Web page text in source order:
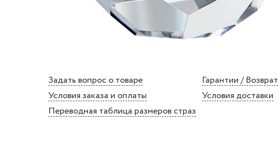
Задать вопрос о товаре
Гарантии / Возврат
Условия заказа и оплаты
Условия доставки
Переводная таблица размеров страз